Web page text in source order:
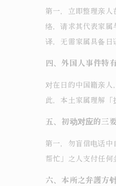
第一，立即整理亲
络，请求其代表家
译，无需家属具备日
四、外国人事件特
对在日的中国籍亲
此，本土家属理解
五、初动对应的三
第一，勿盲信电话
帮忙」之人支付任何
六、本所之弁護方